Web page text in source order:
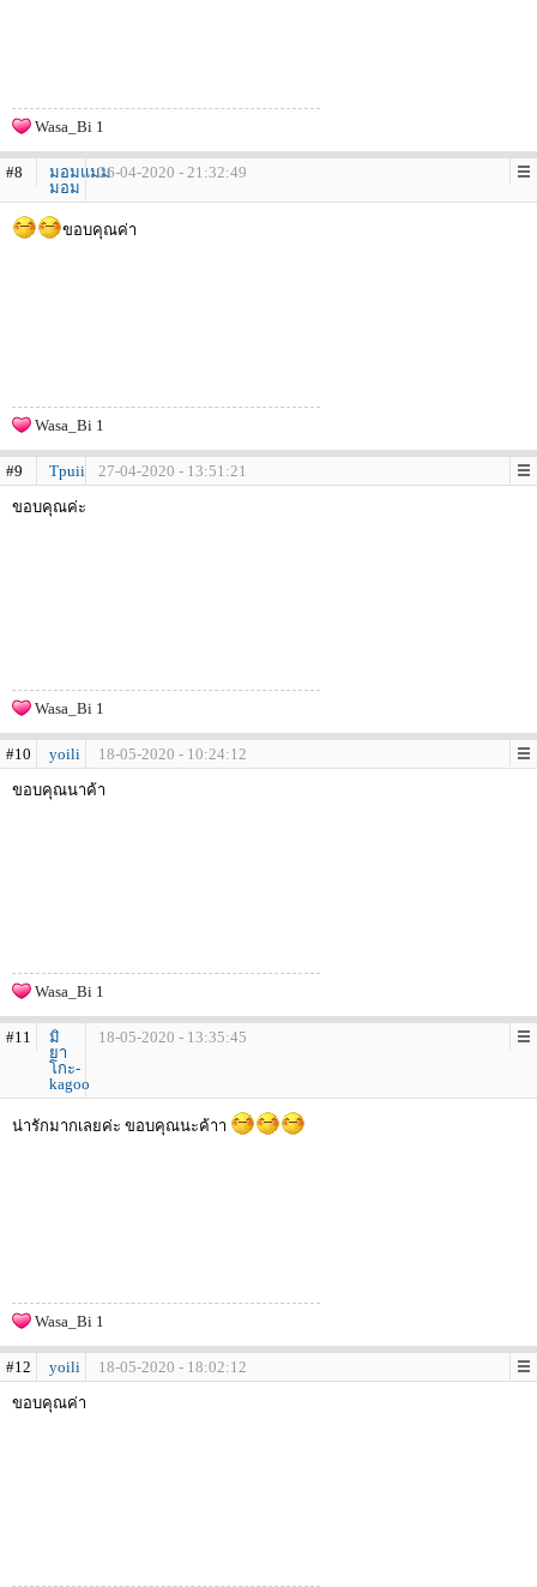
Wasa_Bi 1
#8
มอมแมม
มอม
26-04-2020 - 21:32:49
ขอบคุณค่า
Wasa_Bi 1
#9 Tpuii
27-04-2020 - 13:51:21
ขอบคุณค่ะ
Wasa_Bi 1
#10 yoili
18-05-2020 - 10:24:12
ขอบคุณนาค้า
Wasa_Bi 1
#11
มิ
ยา
โกะ-
kagoo
18-05-2020 - 13:35:45
น่ารักมากเลยค่ะ ขอบคุณนะค้าา
Wasa_Bi 1
#12 yoili
18-05-2020 - 18:02:12
ขอบคุณค่า